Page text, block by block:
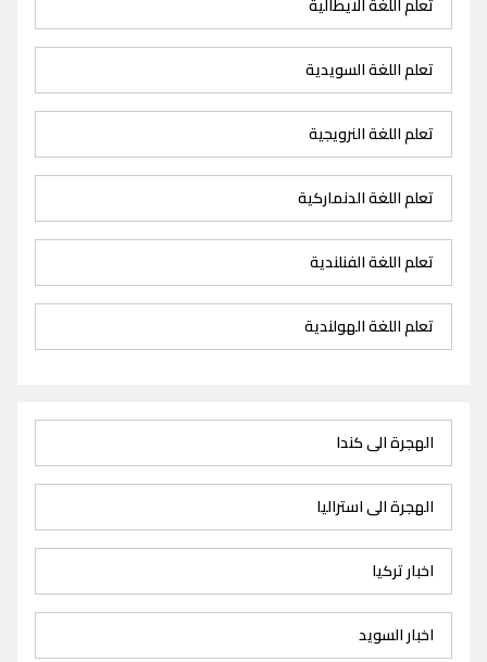
تعلم اللغة السويدية
تعلم اللغة النرويجية
تعلم اللغة الدنماركية
تعلم اللغة الفنلندية
تعلم اللغة الهولندية
الهجرة الى كندا
الهجرة الى استراليا
اخبار تركيا
اخبار السويد